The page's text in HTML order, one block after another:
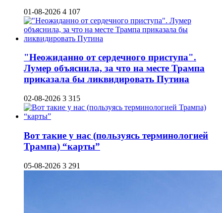
01-08-2026 4 107
"Неожиданно от сердечного приступа".
Лумер объяснила, за что на месте Трампа
приказала бы ликвидировать Путина
02-08-2026 3 315
Вот такие у нас (пользуясь терминологией
Трампа) “карты”
05-08-2026 3 291